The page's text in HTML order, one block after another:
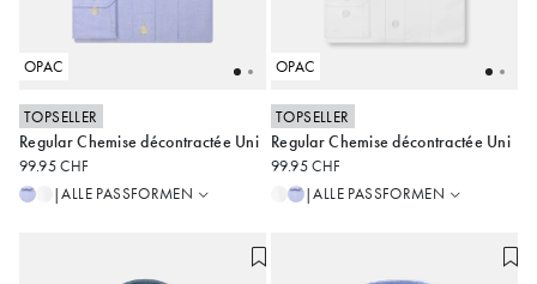
38
43
44
45
Slim
OPAC
TOPSELLER
Regular Chemise décontractée Uni
99.95 CHF
|ALLE PASSFORMEN
38
43
44
45
Slim
OPAC
TOPSELLER
Regular Chemise décontractée Uni
99.95 CHF
|ALLE PASSFORMEN